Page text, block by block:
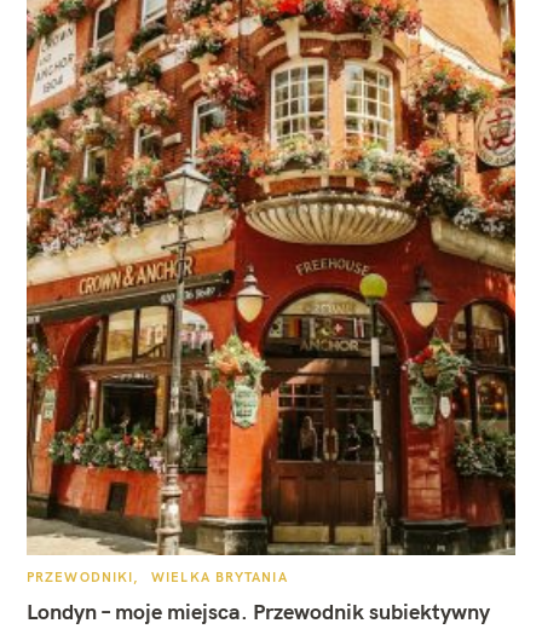
K
T
E
PRZEWODNIKI WIELKA BRYTANIA
Londyn – moje miejsca. Przewodnik subiektywny